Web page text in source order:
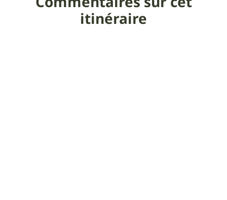
itinéraire